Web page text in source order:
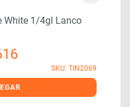
White 1/4gl Lanco
SKU: TIN2069